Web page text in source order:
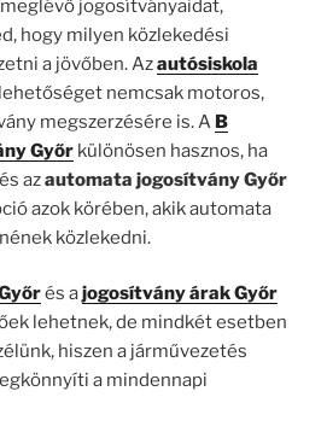
jogosítványaidat,
hogy milyen közlekedési
a jövőben. Azautósiskola
nemcsak motoros,
megszerzésére is. A B
Győr különösen hasznos, ha
azautomata jogosítvány Győr
azok körében, akik automata
közlekedni.
és ajogosítvány árak Győr
lehetnek, de mindkét esetben
hiszen a járművezetés
a mindennapi